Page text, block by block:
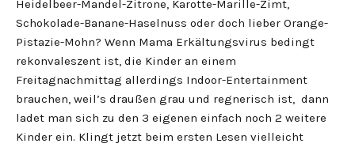
Heidelbeer-Mandel-Zitrone, Karotte-Marille-Zimt,
Schokolade-Banane-Haselnuss oder doch lieber Orange-
Pistazie-Mohn? Wenn Mama Erkältungsvirus bedingt
rekonvaleszent ist, die Kinder an einem
Freitagnachmittag allerdings Indoor-Entertainment
brauchen, weil’s draußen grau und regnerisch ist, dann
ladet man sich zu den 3 eigenen einfach noch 2 weitere
Kinder ein. Klingt jetzt beim ersten Lesen vielleicht